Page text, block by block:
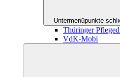
Untermenüpunkte
Thüringer
VdK-Mobi